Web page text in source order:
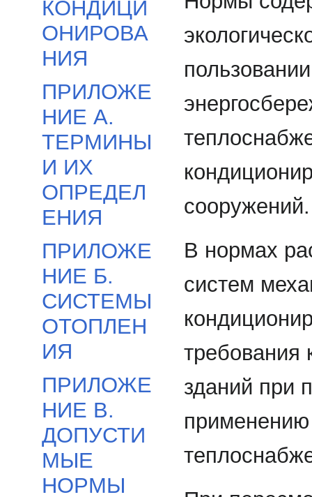
КОНДИЦИ
ОНИРОВА
НИЯ
ПРИЛОЖЕ
НИЕ А.
ТЕРМИНЫ
И ИХ
ОПРЕДЕЛ
ЕНИЯ
ПРИЛОЖЕ
НИЕ Б.
СИСТЕМЫ
ОТОПЛЕН
ИЯ
ПРИЛОЖЕ
НИЕ В.
ДОПУСТИ
МЫЕ
НОРМЫ
сооружений.
В нормах
систем
требования
зданий при
применению